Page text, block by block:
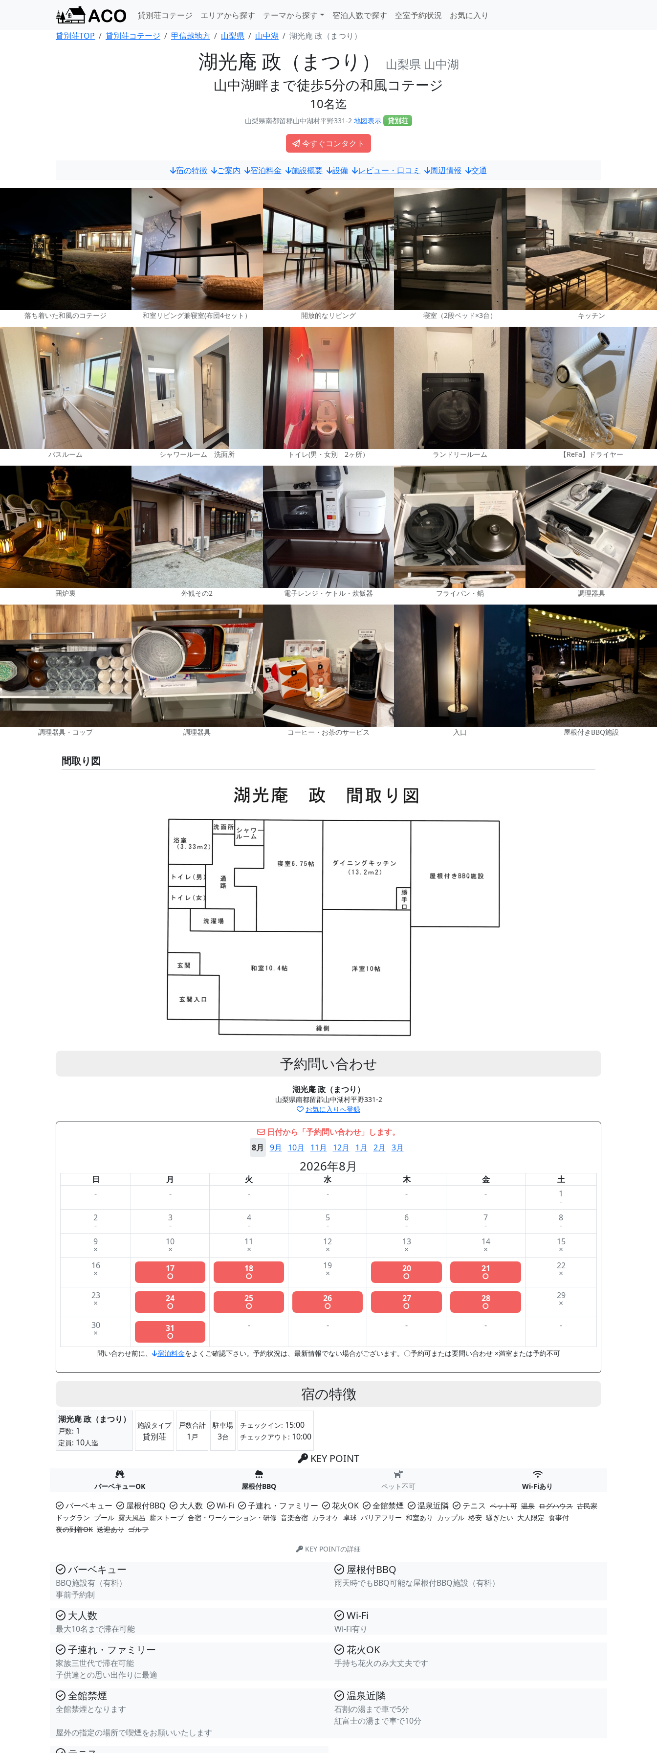
貸別荘コテージ エリアから探す テーマから探す 宿泊人数で探す 空室予約状況
お気に入り
貸別荘TOP
貸別荘コテージ 甲信越地方 山梨県 山中湖 湖光庵 政（まつり）
湖光庵 政（まつり） 山梨県 山中湖
山中湖畔まで徒歩5分の和風コテージ
10名迄
山梨県南都留郡山中湖村平野331-2 地図表示 貸別荘
今すぐコンタクト
宿の特徴 ご案内 宿泊料金 施設概要 設備 レビュー・口コミ 周辺情報 交通
落ち着いた和風のコテージ 和室リビング兼寝室(布団4セット） 開放的なリビング 寝室（2段ベッド×3台） キッチン
バスルーム シャワールーム 洗面所 トイレ(男・女別 2ヶ所） ランドリールーム 【ReFa】ドライヤー
囲炉裏 外観その2 電子レンジ・ケトル・炊飯器 フライパン・鍋 調理器具
調理器具・コップ 調理器具 コーヒー・お茶のサービス 入口 屋根付きBBQ施設
間取り図
予約問い合わせ
湖光庵 政（まつり）
山梨県南都留郡山中湖村平野331-2
お気に入りへ登録
日付から「予約問い合わせ」します。
8月
9月 10月 11月 12月 1月 2月 3月
2026年8月
日 月 火 水 木 金
土
-
- - - - - 1
-
2
-
3
-
4
-
5
-
6
-
7
-
8
-
9
×
10
×
11
×
12
×
13
×
14
×
15
×
16
× 17
○
18
○
19
× 20
○
21
○
22
×
23
× 24
○
25
○
26
○
27
○
28
○
29
×
30
× 31
○
- - - - -
問い合わせ前に、 宿泊料金をよくご確認下さい。予約状況は、最新情報でない場合がございます。〇予約可または要問い合わせ ×満室または予約不可
宿の特徴
湖光庵 政（まつり）
戸数: 1
定員: 10人迄
施設タイプ
貸別荘
戸数合計
1 戸
駐車場
3台
チェックイン: 15:00
チェックアウト: 10:00
KEY POINT
バーベキューOK 屋根付BBQ ペット不可 Wi-Fiあり
バーベキュー 屋根付BBQ 大人数 Wi-Fi 子連れ・ファミリー 花火OK 全館禁煙 温泉近隣 テニス ペット可 温泉 ログハウス 古民家
ドッグラン プール 露天風呂 薪ストーブ 合宿・ワーケーション・研修 音楽合宿 カラオケ 卓球 バリアフリー 和室あり カップル 格安 騒ぎたい 大人限定 食事付
夜の到着OK 送迎あり ゴルフ
KEY POINTの詳細
バーベキュー
BBQ施設有（有料）
事前予約制
屋根付BBQ
雨天時でもBBQ可能な屋根付BBQ施設（有料）
大人数
最大10名まで滞在可能
Wi-Fi
Wi-Fi有り
子連れ・ファミリー
家族三世代で滞在可能
子供達との思い出作りに最適
花火OK
手持ち花火のみ大丈夫です
全館禁煙
全館禁煙となります
屋外の指定の場所で喫煙をお願いいたします
温泉近隣
石割の湯まで車で5分
紅富士の湯まで車で10分